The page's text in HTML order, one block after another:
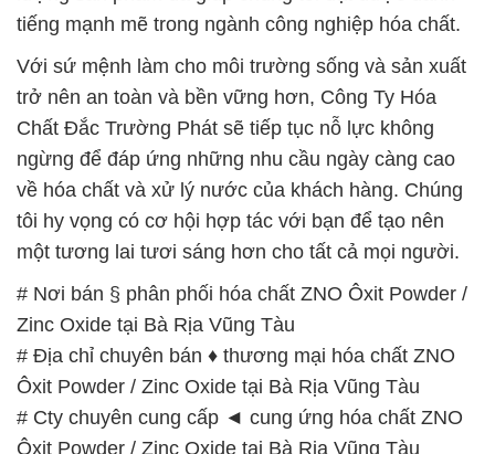
ngừng để đáp ứng những nhu cầu ngày càng cao
về hóa chất và xử lý nước của khách hàng. Chúng
tôi hy vọng có cơ hội hợp tác với bạn để tạo nên
một tương lai tươi sáng hơn cho tất cả mọi người.
# Nơi bán § phân phối hóa chất ZNO Ôxit Powder /
Zinc Oxide tại Bà Rịa Vũng Tàu
# Địa chỉ chuyên bán ♦ thương mại hóa chất ZNO
Ôxit Powder / Zinc Oxide tại Bà Rịa Vũng Tàu
# Cty chuyên cung cấp ◄ cung ứng hóa chất ZNO
Ôxit Powder / Zinc Oxide tại Bà Rịa Vũng Tàu
# Địa chỉ kinh doanh ♦ cung cấp hóa chất ZNO Ôxit
Powder / Zinc Oxide tại Bà Rịa Vũng Tàu
# Địa chỉ chuyên cung cấp # kinh doanh hóa chất
ZNO Ôxit Powder / Zinc Oxide tại Bà Rịa Vũng Tàu